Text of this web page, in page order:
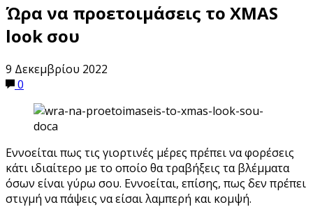
Ώρα να προετοιμάσεις το XMAS
look σου
9 Δεκεμβρίου 2022
0
Εννοείται πως τις γιορτινές μέρες πρέπει να φορέσεις
κάτι ιδιαίτερο με το οποίο θα τραβήξεις τα βλέμματα
όσων είναι γύρω σου. Εννοείται, επίσης, πως δεν πρέπει
στιγμή να πάψεις να είσαι λαμπερή και κομψή.